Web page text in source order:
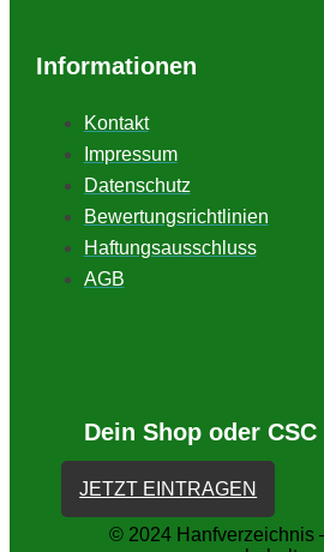
Informationen
Kontakt
Impressum
Datenschutz
Bewertungsrichtlinien
Haftungsausschluss
AGB
Dein Shop oder
JETZT EINTRAGEN
© 2024 Hanfverzeichnis